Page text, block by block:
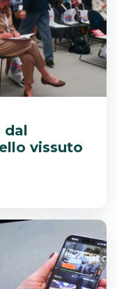
dal
vissuto